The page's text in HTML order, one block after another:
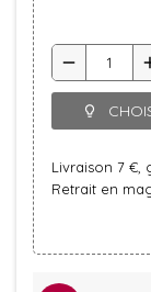
remove
lightbulb_outline
Livraison 7 €,
Retrait en